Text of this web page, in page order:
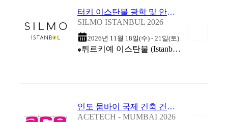
터키 이스탄불 광학 및 안경 산업 박람회 2026
SILMO ISTANBUL 2026
2026년 11월 18일(수) - 21일(토)
튀르키예 이스탄불 (Istanbul Expo Center / Istanbul Fuar Merkezi / CNR Expo)
인도 뭄바이 국제 건축 건설 기술 박람회 2026
ACETECH - MUMBAI 2026